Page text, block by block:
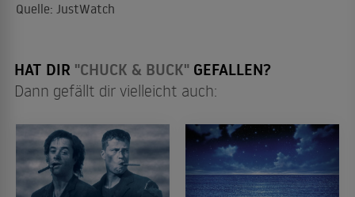
Quelle: JustWatch
HAT DIR "CHUCK & BUCK" GEFALLEN?
Dann gefällt dir vielleicht auch: